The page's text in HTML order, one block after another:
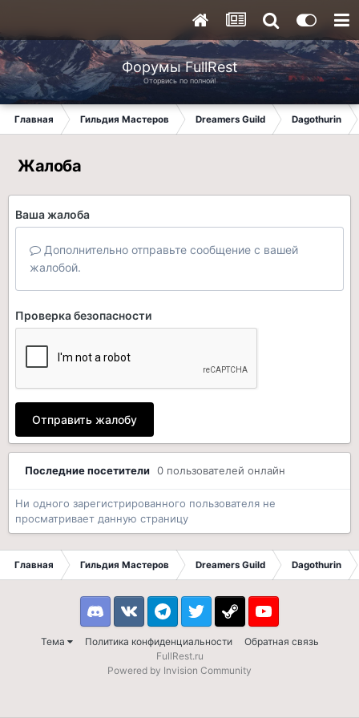
Форумы FullRest
Оторвись по полной!
Главная Гильдия Мастеров Dreamers Guild Dagothurin
Жалоба
Ваша жалоба
Дополнительно отправьте сообщение с вашей
жалобой.
Проверка безопасности
Отправить жалобу
Последние посетители 0 пользователей онлайн
Ни одного зарегистрированного пользователя не
просматривает данную страницу
Главная Гильдия Мастеров Dreamers Guild Dagothurin
Тема Политика конфиденциальности Обратная связь
DiscordVK TelegramTwitter Steam Youtube
FullRest.ru
Powered by Invision Community